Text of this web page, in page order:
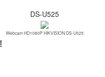
DS-U525
Webcam HD1080P HIKVISION DS-U525